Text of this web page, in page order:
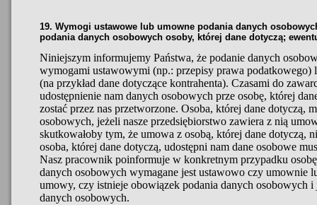
19. Wymogi ustawowe lub umowne podania danych
podania danych osobowych osoby, której dane dotyczą;
Niniejszym informujemy Państwa, że podanie danych
wymogami ustawowymi (np.: przepisy prawa
(na przykład dane dotyczące kontrahenta). Czasami do
udostępnienie nam danych osobowych prze osobę, której
zostać przez nas przetworzone. Osoba, której dane dotyczą,
osobowych, jeżeli nasze przedsiębiorstwo zawiera z nią
skutkowałoby tym, że umowa z osobą, której dane dotyczą,
osoba, której dane dotyczą, udostępni nam dane osobowe
Nasz pracownik poinformuje w konkretnym przypadku
danych osobowych wymagane jest ustawowo czy umownie
umowy, czy istnieje obowiązek podania danych osobowych i
danych osobowych.